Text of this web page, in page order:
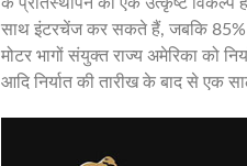
साथ इंटरचेंज कर सकते हैं, जबकि 85%
मोटर भागों संयुक्त राज्य अमेरिका को
आदि निर्यात की तारीख के बाद से एक